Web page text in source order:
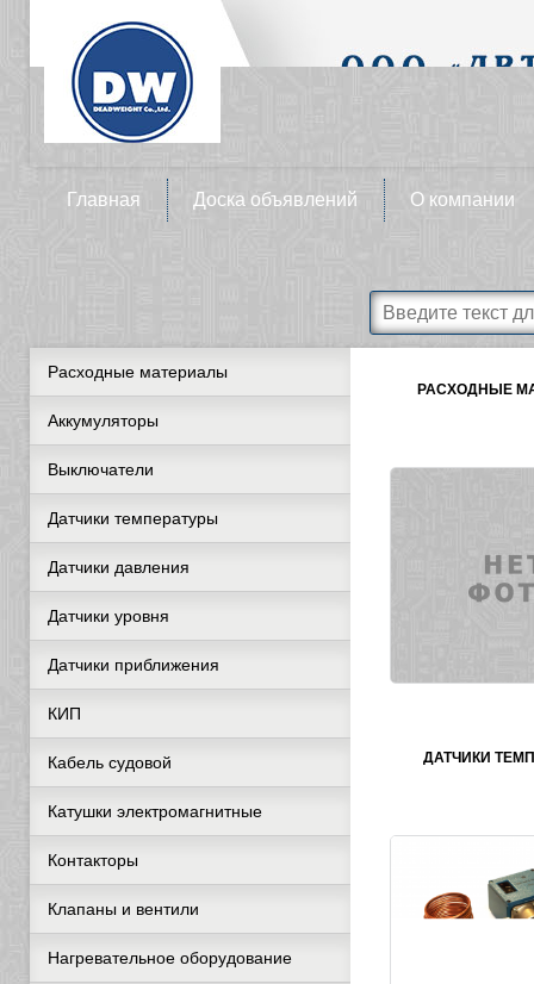
Главная Доска объявлений О компании
Расходные материалы
Аккумуляторы
Выключатели
Датчики температуры
Датчики давления
Датчики уровня
Датчики приближения
КИП
Кабель судовой
Катушки электромагнитные
Контакторы
Клапаны и вентили
Нагревательное оборудование
РАСХОДНЫЕ
ДАТЧИКИ